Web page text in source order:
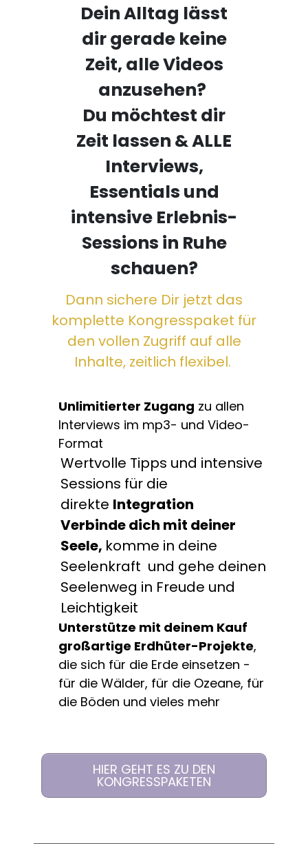
Dein Alltag lässt
dir gerade keine
Zeit, alle Videos
anzusehen?
Du möchtest dir
Zeit lassen & ALLE
Interviews,
Essentials und
intensive Erlebnis-
Sessions in Ruhe
schauen?
Dann sichere Dir jetzt das
komplette Kongresspaket für
den vollen Zugriff auf alle
Inhalte, zeitlich flexibel.
Unlimitierter Zugang zu allen
Interviews im mp3- und Video-
Format
Wertvolle Tipps und intensive
Sessions für die
direkte Integration
Verbinde dich mit deiner
Seele, komme in deine
Seelenkraft und gehe deinen
Seelenweg in Freude und
Leichtigkeit
Unterstütze mit deinem Kauf
großartige Erdhüter-Projekte,
die sich für die Erde einsetzen -
für die Wälder, für die Ozeane, für
die Böden und vieles mehr
HIER GEHT ES ZU DEN
KONGRESSPAKETEN